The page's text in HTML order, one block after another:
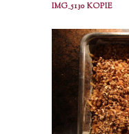
IMG_5130 KOPIE